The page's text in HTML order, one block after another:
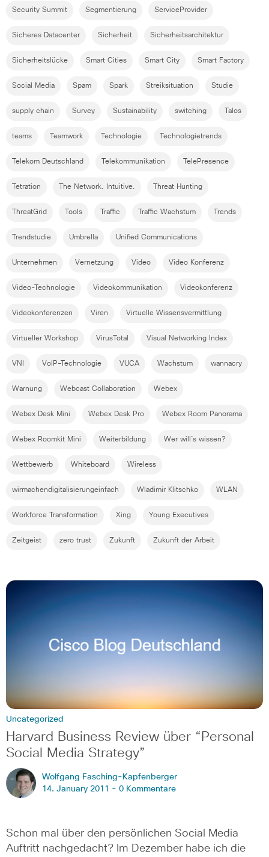
Security Summit Segmentierung ServiceProvider
Sicheres Datacenter Sicherheit Sicherheitsarchitektur
Sicherheitslücke Smart Cities Smart City Smart Factory
Social Media Spam Spark Streiksituation Studie
supply chain Survey Sustainability switching Talos
teams Teamwork Technologie Technologietrends
Telekom Deutschland Telekommunikation TelePresence
Tetration The Network. Intuitive. Threat Hunting
ThreatGrid Tools Traffic Traffic Wachstum Trends
Trendstudie Umbrella Unified Communications
Unternehmen Vernetzung Video Video Konferenz
Video-Technologie Videokommunikation Videokonferenz
Videokonferenzen Viren Virtuelle Wissensvermittlung
Virtueller Workshop VirusTotal Visual Networking Index
VNI VoIP-Technologie VUCA Wachstum wannacry
Warnung Webcast Collaboration Webex
Webex Desk Mini Webex Desk Pro Webex Room Panorama
Webex Roomkit Mini Weiterbildung Wer will´s wissen?
Wettbewerb Whiteboard Wireless
wirmachendigitalisierungeinfach Wladimir Klitschko WLAN
Workforce Transformation Xing Young Executives
Zeitgeist zero trust Zukunft Zukunft der Arbeit
Uncategorized
Harvard Business Review über “Personal
Social Media Strategy”
Wolfgang Fasching-Kapfenberger
14. January 2011 - 0 Kommentare
Schon mal über den persönlichen Social Media
Auftritt nachgedacht? Im Dezember habe ich die